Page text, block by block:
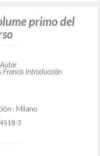
primo del
Francis Introducción
: Milano
3